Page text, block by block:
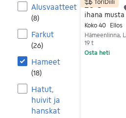
Alusvaatteet
(8)
Farkut
(26)
Hameet
(18)
Hatut,
huivit ja
hanskat
18 tulos(ta)
20 €
Koko 40
Ellos
19 t
Osta heti
ToriDiili